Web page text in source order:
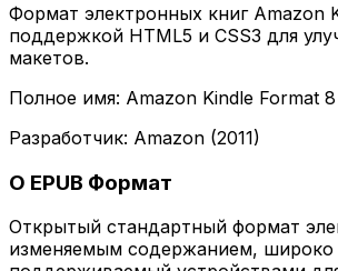
Формат электронных книг Amazon
поддержкой HTML5 и CSS3 для
макетов.
Полное имя: Amazon Kindle Format 8
Разработчик: Amazon (2011)
О EPUB Формат
Открытый стандартный формат
изменяемым содержанием, широко